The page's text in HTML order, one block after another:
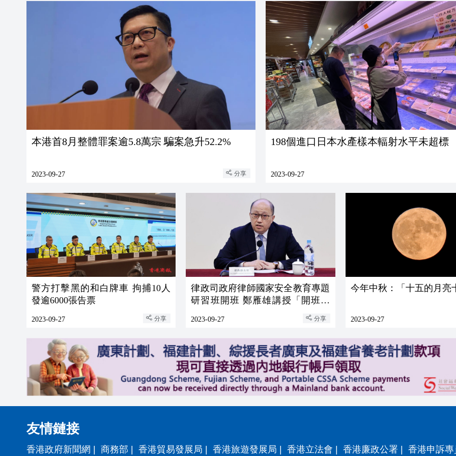
本港首8月整體罪案逾5.8萬宗 騙案急升52.2%
2023-09-27 分享
198個進口日本水產樣本輻射水平未超標
2023-09-27
警方打擊黑的和白牌車 拘捕10人
發逾6000張告票
2023-09-27 分享
律政司政府律師國家安全教育專題
研習班開班 鄭雁雄講授「開班第
2023-09-27 分享
今年中秋：「十五的月亮
2023-09-27
友情鏈接
香港政府新聞網 | 商務部 | 香港貿易發展局 | 香港旅遊發展局 | 香港立法會 | 香港廉政公署 | 香港申訴